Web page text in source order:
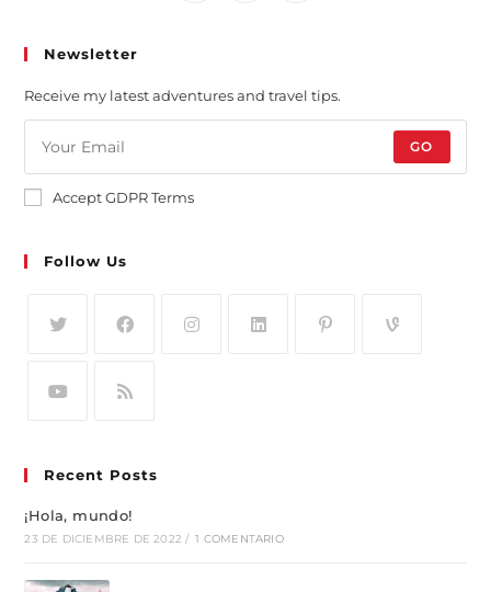
Newsletter
Receive my latest adventures and travel tips.
GO
Accept GDPR Terms
Follow Us
Recent Posts
¡Hola, mundo!
23 DE DICIEMBRE DE 2022 / 1 COMENTARIO